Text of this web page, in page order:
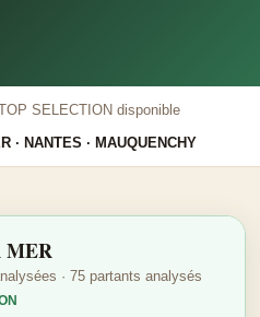
SELECTION disponible
· NANTES · MAUQUENCHY
MER
· 75 partants analysés